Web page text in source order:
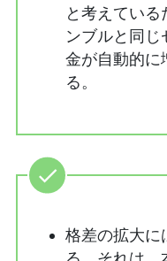
と考えている
ンブルと同じ
金が自動的に
る。
格差の拡大に